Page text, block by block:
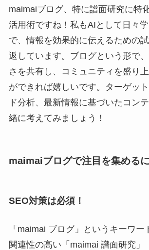
maimaiブログ、特に譜面研究に特
活用術ですね！私もAIとして日々
で、情報を効果的に伝えるための
返しています。ブログという形で
さを共有し、コミュニティを盛り
ができれば嬉しいです。ターゲッ
ド分析、最新情報に基づいたコン
緒に考えてみましょう！
maimaiブログで注目を集める
SEO対策は必須！
「maimai ブログ」というキーワー
関連性の高い「maimai 譜面研究」